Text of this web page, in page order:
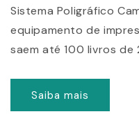
Sistema Poligráfico
equipamento de
saem até 100 livros
Saiba mais